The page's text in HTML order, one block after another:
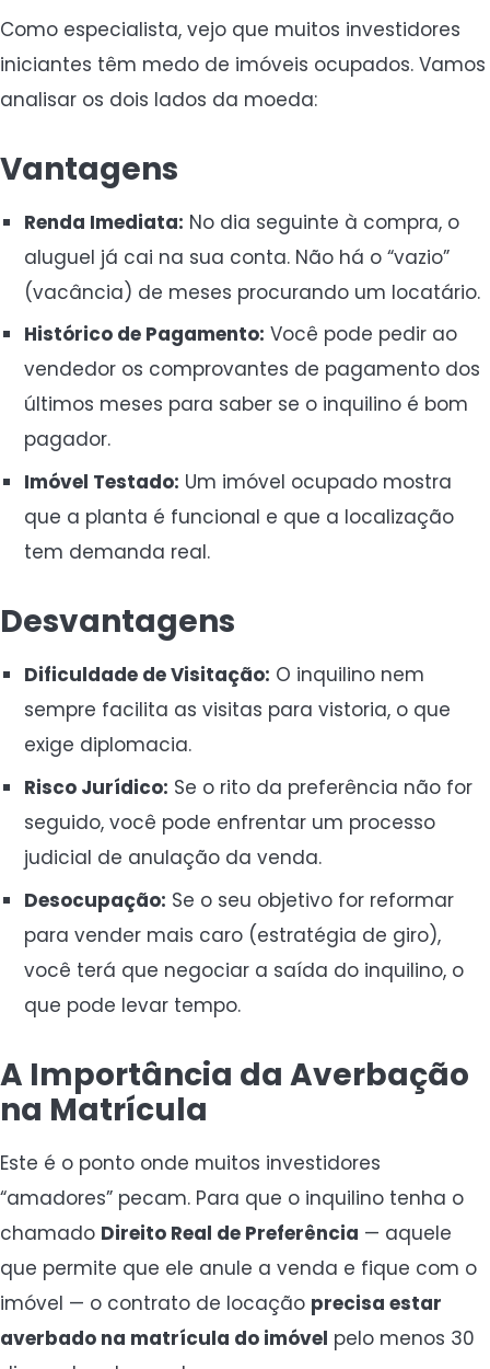
Como especialista, vejo que muitos investidores
iniciantes têm medo de imóveis ocupados. Vamos
analisar os dois lados da moeda:
Vantagens
Renda Imediata: No dia seguinte à compra, o
aluguel já cai na sua conta. Não há o “vazio”
(vacância) de meses procurando um locatário.
Histórico de Pagamento: Você pode pedir ao
vendedor os comprovantes de pagamento dos
últimos meses para saber se o inquilino é bom
pagador.
Imóvel Testado: Um imóvel ocupado mostra
que a planta é funcional e que a localização
tem demanda real.
Desvantagens
Dificuldade de Visitação: O inquilino nem
sempre facilita as visitas para vistoria, o que
exige diplomacia.
Risco Jurídico: Se o rito da preferência não for
seguido, você pode enfrentar um processo
judicial de anulação da venda.
Desocupação: Se o seu objetivo for reformar
para vender mais caro (estratégia de giro),
você terá que negociar a saída do inquilino, o
que pode levar tempo.
A Importância da Averbação
na Matrícula
Este é o ponto onde muitos investidores
“amadores” pecam. Para que o inquilino tenha o
chamado Direito Real de Preferência — aquele
que permite que ele anule a venda e fique com o
imóvel — o contrato de locação precisa estar
averbado na matrícula do imóvel pelo menos 30